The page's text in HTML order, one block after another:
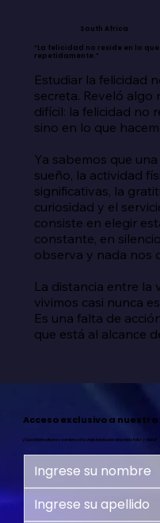
South Africa
“La felicidad no reside en lo
repetidamente.”
Estudiar la felicidad
secreta. Reveló algo
difícil: la felicidad no
sino en lo que
Ya sabemos que
sueño, la actividad
significativas, la
curiosidad y el
consiste en elegir
constante, en
observa y nada nos
La distancia entre la
vivimos casi nunca
Es una falta de
que está al alcance
Acceso exclusivo a
¡Suscríbete ahora y comienza tu viaje hacia una vida más feliz y plena!